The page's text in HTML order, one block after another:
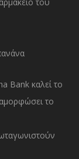
Bank καλεί το
το